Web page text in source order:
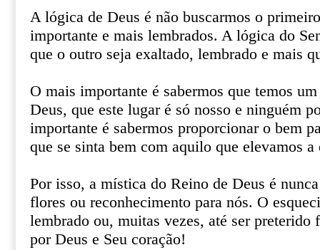
A lógica de Deus é não buscarmos o
importante e mais lembrados. A lógica do
que o outro seja exaltado, lembrado e mais
O mais importante é sabermos que temos
Deus, que este lugar é só nosso e ninguém
importante é sabermos proporcionar o bem
que se sinta bem com aquilo que elevamos a
Por isso, a mística do Reino de Deus é
flores ou reconhecimento para nós. O
lembrado ou, muitas vezes, até ser preterido
por Deus e Seu coração!